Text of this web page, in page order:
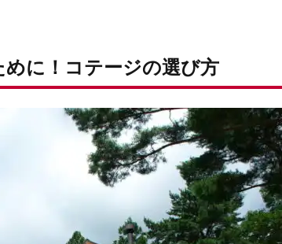
に！コテージの選び方